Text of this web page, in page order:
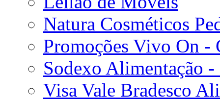
Natura Cosméticos
Promoções Vivo On -
Sodexo Alimentação -
Visa Vale Bradesco